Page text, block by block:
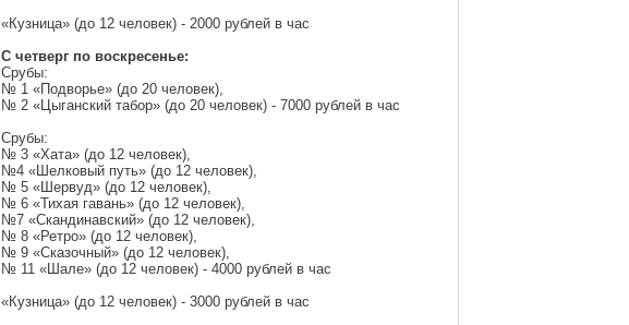
«Кузница» (до 12 человек) - 2000 рублей в час
С четверг по воскресенье:
Срубы:
№ 1 «Подворье» (до 20 человек),
№ 2 «Цыганский табор» (до 20 человек) - 7000 рублей в час
Срубы:
№ 3 «Хата» (до 12 человек),
№4 «Шелковый путь» (до 12 человек),
№ 5 «Шервуд» (до 12 человек),
№ 6 «Тихая гавань» (до 12 человек),
№7 «Скандинавский» (до 12 человек),
№ 8 «Ретро» (до 12 человек),
№ 9 «Сказочный» (до 12 человек),
№ 11 «Шале» (до 12 человек) - 4000 рублей в час
«Кузница» (до 12 человек) - 3000 рублей в час